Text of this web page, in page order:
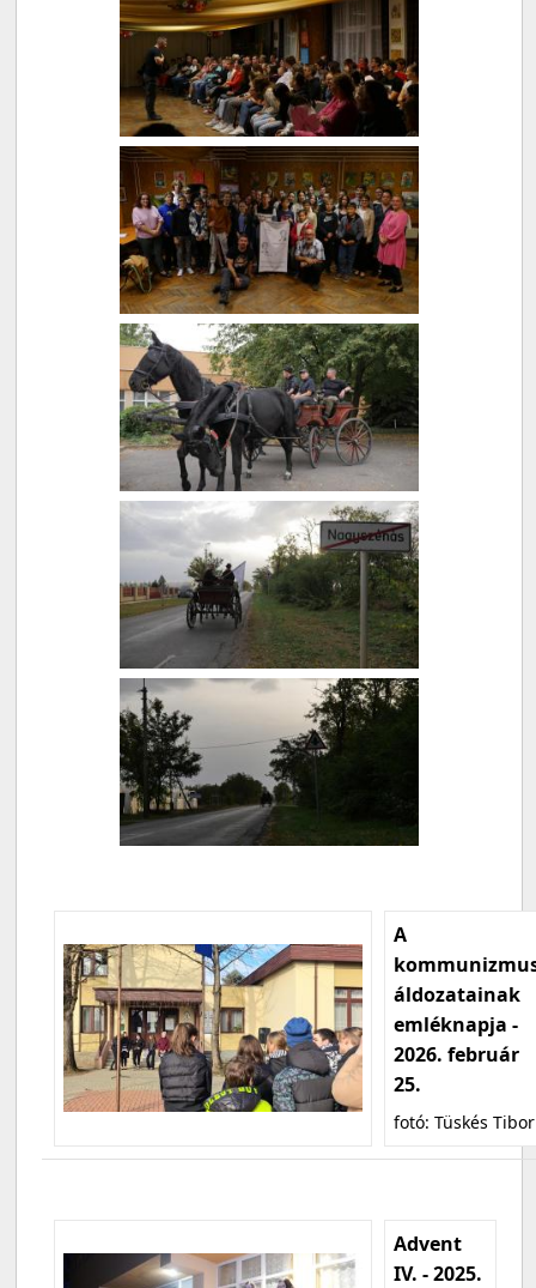
A
áldozatainak
emléknapja -
2026. február
25.
fotó: Tüskés Tibor
Advent
IV. - 2025.